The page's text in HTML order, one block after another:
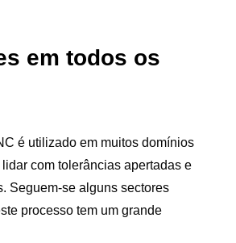
em todos os
é utilizado em muitos domínios
com tolerâncias apertadas e
Seguem-se alguns sectores
processo tem um grande